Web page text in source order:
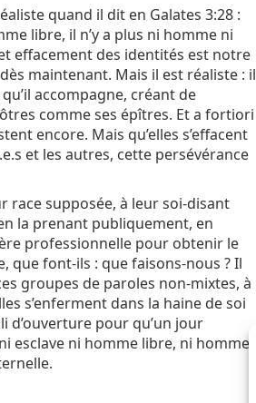
quand il dit en Galates 3:28 :
libre, il n’y a plus ni homme ni
effacement des identités est notre
maintenant. Mais il est réaliste : il
accompagne, créant de
comme ses épîtres. Et a fortiori
encore. Mais qu’elles s’effacent
et les autres, cette persévérance
race supposée, à leur soi-disant
la prenant publiquement, en
professionnelle pour obtenir le
que font-ils : que faisons-nous ? Il
groupes de paroles non-mixtes, à
s’enferment dans la haine de soi
d’ouverture pour qu’un jour
esclave ni homme libre, ni homme